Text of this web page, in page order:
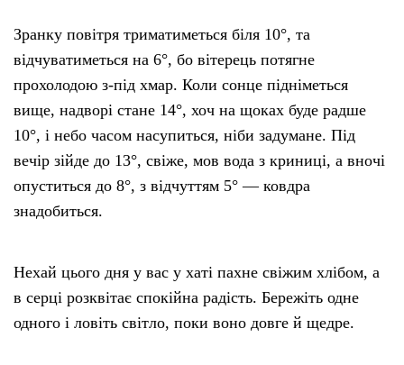
Зранку повітря триматиметься біля 10°, та
відчуватиметься на 6°, бо вітерець потягне
прохолодою з-під хмар. Коли сонце підніметься
вище, надворі стане 14°, хоч на щоках буде радше
10°, і небо часом насупиться, ніби задумане. Під
вечір зійде до 13°, свіже, мов вода з криниці, а вночі
опуститься до 8°, з відчуттям 5° — ковдра
знадобиться.
Нехай цього дня у вас у хаті пахне свіжим хлібом, а
в серці розквітає спокійна радість. Бережіть одне
одного і ловіть світло, поки воно довге й щедре.